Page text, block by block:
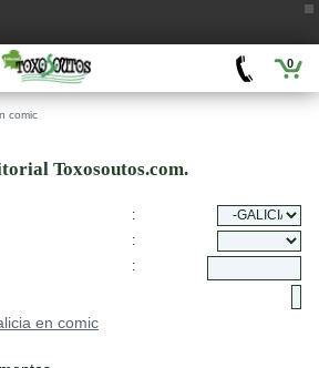
0
comic
Toxosoutos.com.
:
:
:
en comic